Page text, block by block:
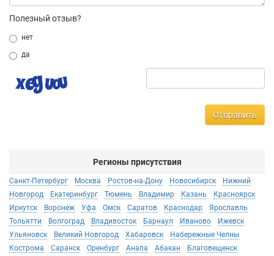
Полезный отзыв?
нет
да
Отправить
Регионы присутствия
Санкт-Петербург Москва Ростов-на-Дону Новосибирск
Нижний
Новгород
Екатеринбург Тюмень Владимир Казань
Красноярск
Иркутск
Воронеж Уфа Омск Саратов Краснодар
Ярославль
Тольятти
Волгоград Владивосток Барнаул Иваново
Ижевск
Ульяновск
Великий Новгород Хабаровск
Набережные Челны
Кострома
Саранск Оренбург Анапа Абакан
Благовещенск